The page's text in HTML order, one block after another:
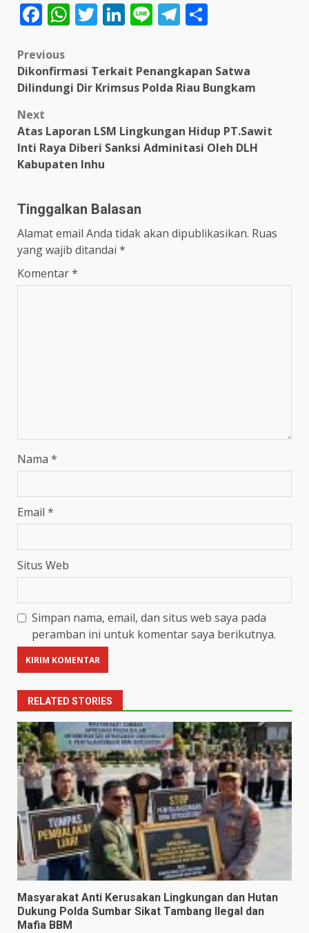
Facebook
WhatsApp
Twitter
LinkedIn
LineTelegram
Post
navigation
Previous
Dikonfirmasi Terkait Penangkapan Satwa
Dilindungi Dir Krimsus Polda Riau Bungkam
Next
Atas Laporan LSM Lingkungan Hidup PT.Sawit
Inti Raya Diberi Sanksi Adminitasi Oleh DLH
Kabupaten Inhu
Tinggalkan Balasan
Alamat email Anda tidak akan dipublikasikan. Ruas
yang wajib ditandai *
Komentar*
Nama *
Email *
Situs Web
Simpan nama, email, dan situs web saya pada
peramban ini untuk komentar saya berikutnya.
RELATED STORIES
Masyarakat Anti Kerusakan Lingkungan dan Hutan
Dukung Polda Sumbar Sikat Tambang Ilegal dan
Mafia BBM